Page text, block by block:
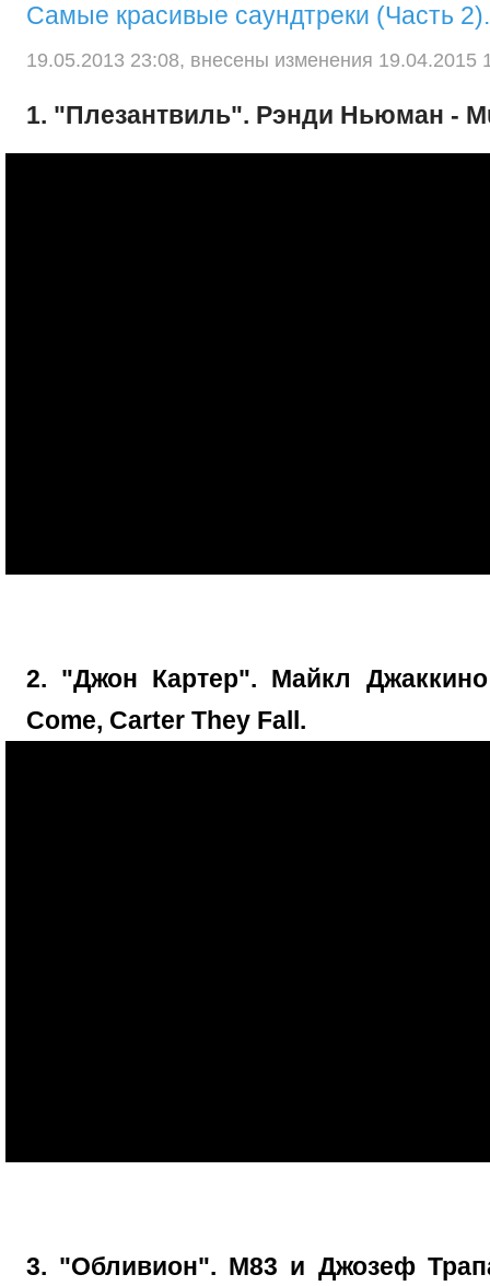
Самые красивые саундтреки (Часть 2).
19.05.2013 23:08, внесены изменения 19.04.2015
1. "Плезантвиль". Рэнди Ньюман -
2. "Джон Картер". Майкл
Come, Carter They Fall.
3. "Обливион". M83 и Джозеф